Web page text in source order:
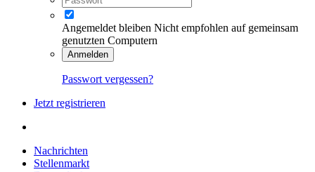
Angemeldet bleiben Nicht empfohlen auf gemeinsam
genutzten Computern
Anmelden
Passwort vergessen?
Jetzt registrieren
Nachrichten
Stellenmarkt